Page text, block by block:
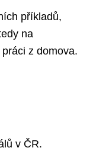
příkladů,
na
z domova.
v ČR.